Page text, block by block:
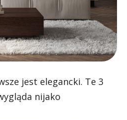
jest elegancki. Te 3
nijako